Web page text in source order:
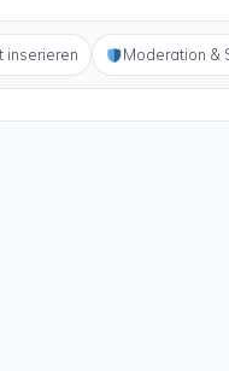
inserieren Moderation &